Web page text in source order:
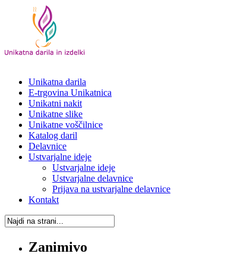
Unikatna darila
E-trgovina Unikatnica
Unikatni nakit
Unikatne slike
Unikatne voščilnice
Katalog daril
Delavnice
Ustvarjalne ideje
Ustvarjalne ideje
Ustvarjalne delavnice
Prijava na ustvarjalne delavnice
Kontakt
Zanimivo